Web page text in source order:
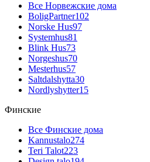
Все Норвежские дома
BoligPartner102
Norske Hus97
Systemhus81
Blink Hus73
Norgeshus70
Mesterhus57
Saltdalshytta30
Nordlyshytter15
Финские
Все Финские дома
Kannustalo274
Teri Talot223